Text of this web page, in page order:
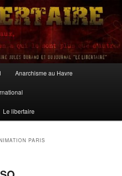
Anarchisme au Havre
Le libertaire
PARIS